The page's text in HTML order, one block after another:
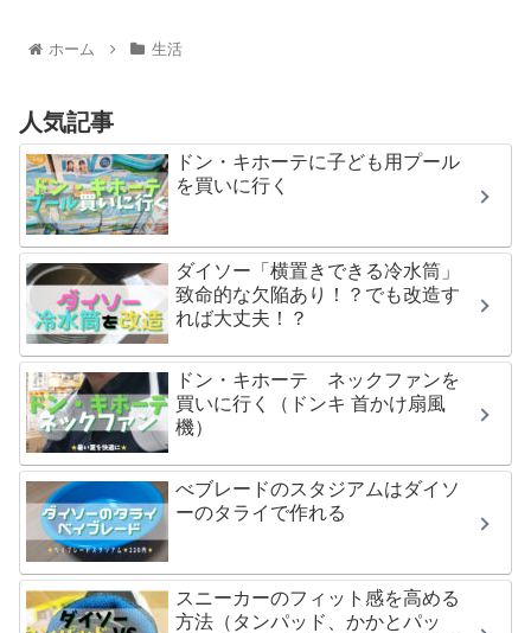
ホーム 生活
人気記事
ドン・キホーテに子ども用プール
を買いに行く
ダイソー「横置きできる冷水筒」
致命的な欠陥あり！？でも改造す
れば大丈夫！？
ドン・キホーテ ネックファンを
買いに行く（ドンキ 首かけ扇風
機）
べブレードのスタジアムはダイソ
ーのタライで作れる
スニーカーのフィット感を高める
方法（タンパッド、かかとパッ